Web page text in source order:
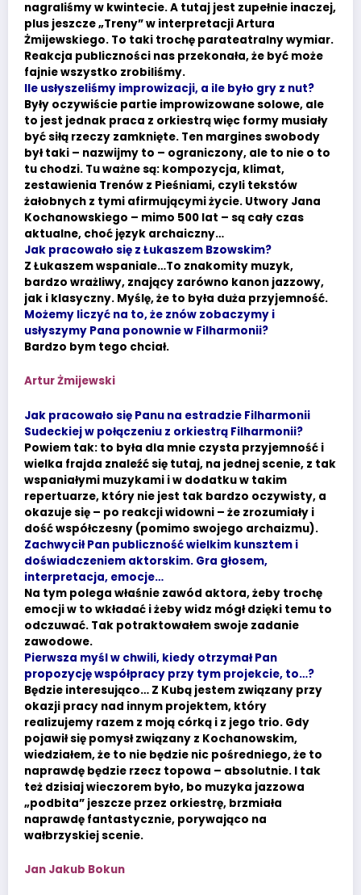
nagraliśmy w kwintecie. A tutaj jest zupełnie inaczej,
plus jeszcze „Treny” w interpretacji Artura
Żmijewskiego. To taki trochę parateatralny wymiar.
Reakcja publiczności nas przekonała, że być może
fajnie wszystko zrobiliśmy.
Ile usłyszeliśmy improwizacji, a ile było gry z nut?
Były oczywiście partie improwizowane solowe, ale
to jest jednak praca z orkiestrą więc formy musiały
być siłą rzeczy zamknięte. Ten margines swobody
był taki – nazwijmy to – ograniczony, ale to nie o to
tu chodzi. Tu ważne są: kompozycja, klimat,
zestawienia Trenów z Pieśniami, czyli tekstów
żałobnych z tymi afirmującymi życie. Utwory Jana
Kochanowskiego – mimo 500 lat – są cały czas
aktualne, choć język archaiczny…
Jak pracowało się z Łukaszem Bzowskim?
Z Łukaszem wspaniale…To znakomity muzyk,
bardzo wrażliwy, znający zarówno kanon jazzowy,
jak i klasyczny. Myślę, że to była duża przyjemność.
Możemy liczyć na to, że znów zobaczymy i
usłyszymy Pana ponownie w Filharmonii?
Bardzo bym tego chciał.
Artur Żmijewski
Jak pracowało się Panu na estradzie Filharmonii
Sudeckiej w połączeniu z orkiestrą Filharmonii?
Powiem tak: to była dla mnie czysta przyjemność i
wielka frajda znaleźć się tutaj, na jednej scenie, z tak
wspaniałymi muzykami i w dodatku w takim
repertuarze, który nie jest tak bardzo oczywisty, a
okazuje się – po reakcji widowni – że zrozumiały i
dość współczesny (pomimo swojego archaizmu).
Zachwycił Pan publiczność wielkim kunsztem i
doświadczeniem aktorskim. Gra głosem,
interpretacja, emocje…
Na tym polega właśnie zawód aktora, żeby trochę
emocji w to wkładać i żeby widz mógł dzięki temu to
odczuwać. Tak potraktowałem swoje zadanie
zawodowe.
Pierwsza myśl w chwili, kiedy otrzymał Pan
propozycję współpracy przy tym projekcie, to…?
Będzie interesująco… Z Kubą jestem związany przy
okazji pracy nad innym projektem, który
realizujemy razem z moją córką i z jego trio. Gdy
pojawił się pomysł związany z Kochanowskim,
wiedziałem, że to nie będzie nic pośredniego, że to
naprawdę będzie rzecz topowa – absolutnie. I tak
też dzisiaj wieczorem było, bo muzyka jazzowa
„podbita” jeszcze przez orkiestrę, brzmiała
naprawdę fantastycznie, porywająco na
wałbrzyskiej scenie.
Jan Jakub Bokun